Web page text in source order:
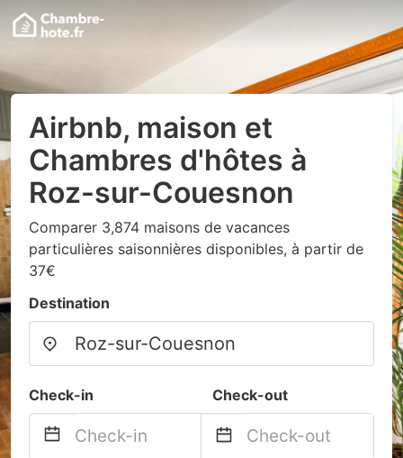
Airbnb, maison et
Chambres d'hôtes à
Roz-sur-Couesnon
Comparer 3,874 maisons de vacances
particulières saisonnières disponibles, à partir de
37€
Destination
Check-in Check-out